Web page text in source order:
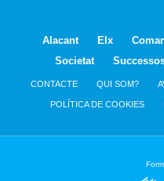
Alacant Elx
Societat
CONTACTE QUI SOM?
POLÍTICA DE COOKIES